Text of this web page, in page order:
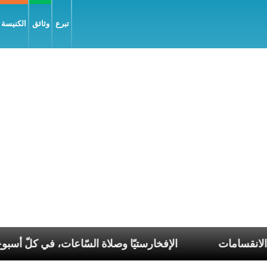
وثائق تبرع
الإفخارستيّا وصلاة تناغم في عصر الانقسامات